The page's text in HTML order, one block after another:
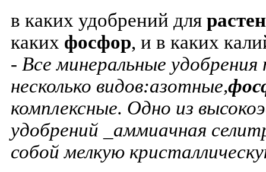
в каких удобрений для
каких фосфор, и в каких
- Все минеральные
несколько видов:азотные,
комплексные. Одно из
удобрений _аммиачная
собой мелкую